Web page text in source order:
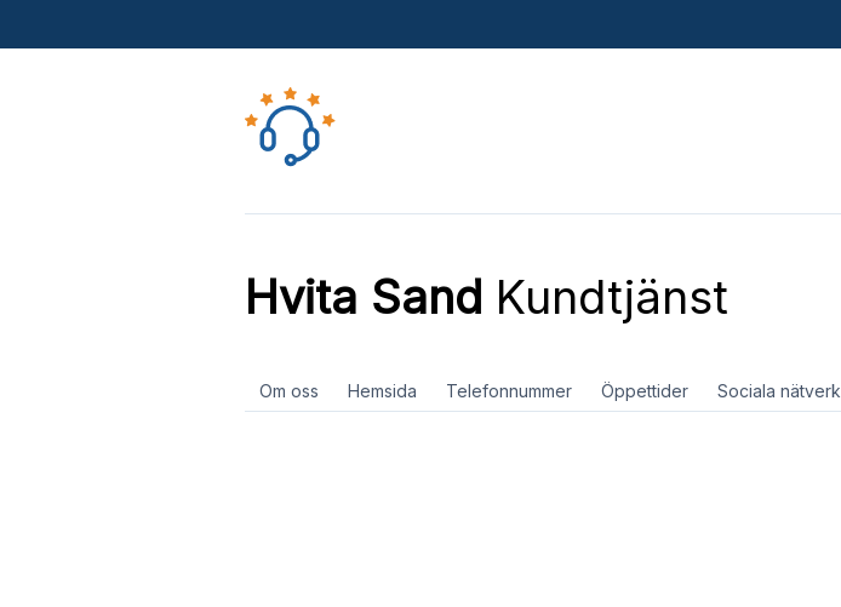
Hvita Sand Kundtjänst
Om oss Hemsida Telefonnummer Öppettider Sociala nätverk